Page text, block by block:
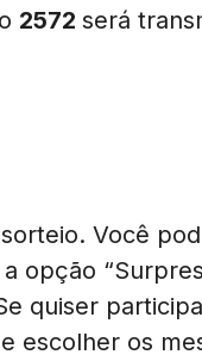
2572 será
Você
opção
quiser
escolher os